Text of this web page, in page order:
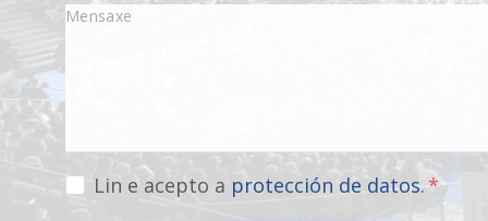
Lin e acepto a protección de datos.